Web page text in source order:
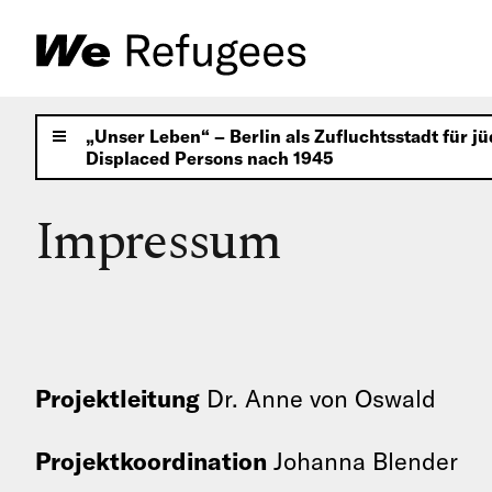
Index ein/ausblenden
„Unser Leben“ – Berlin als Zufluchtsstadt für
Displaced Persons nach 1945
Impressum
Projektleitung Dr. Anne von Oswald
Projektkoordination Johanna Blender